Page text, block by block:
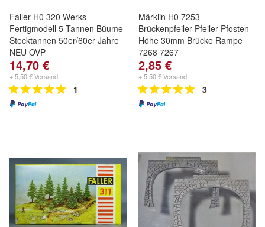
Faller H0 320 Werks-
Fertigmodell 5 Tannen Büume
Stecktannen 50er/60er Jahre
NEU OVP
14,70 €
+ 5,50 € Versand
1
Märklin H0 7253
Brückenpfeiler Pfeiler Pfosten
Höhe 30mm Brücke Rampe
7268 7267
2,85 €
+ 5,50 € Versand
3